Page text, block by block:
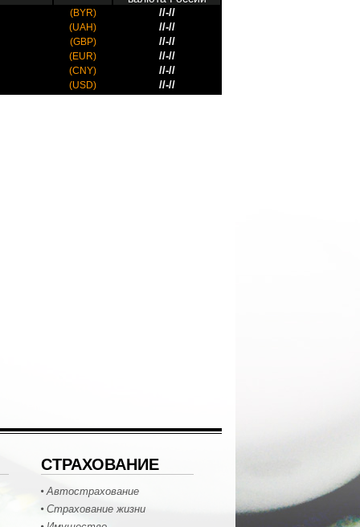
(BYR) //-//
(UAH) //-//
(GBP) //-//
(EUR) //-//
(CNY) //-//
(USD) //-//
СТРАХОВАНИЕ
Автострахование
Страхование жизни